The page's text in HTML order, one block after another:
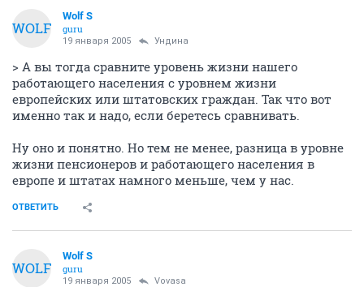
WOLF
Wolf S
guru
19 января 2005 Ундина
> А вы тогда сравните уровень жизни нашего
работающего населения с уровнем жизни
европейских или штатовских граждан. Так что вот
именно так и надо, если беретесь сравнивать.
Ну оно и понятно. Но тем не менее, разница в уровне
жизни пенсионеров и работающего населения в
европе и штатах намного меньше, чем у нас.
ОТВЕТИТЬ
WOLF
Wolf S
guru
19 января 2005 Vovasa